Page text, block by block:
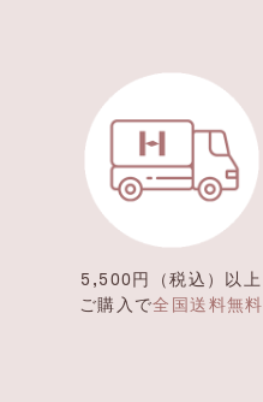
5,500円（税込）以上
ご購入で全国送料無料